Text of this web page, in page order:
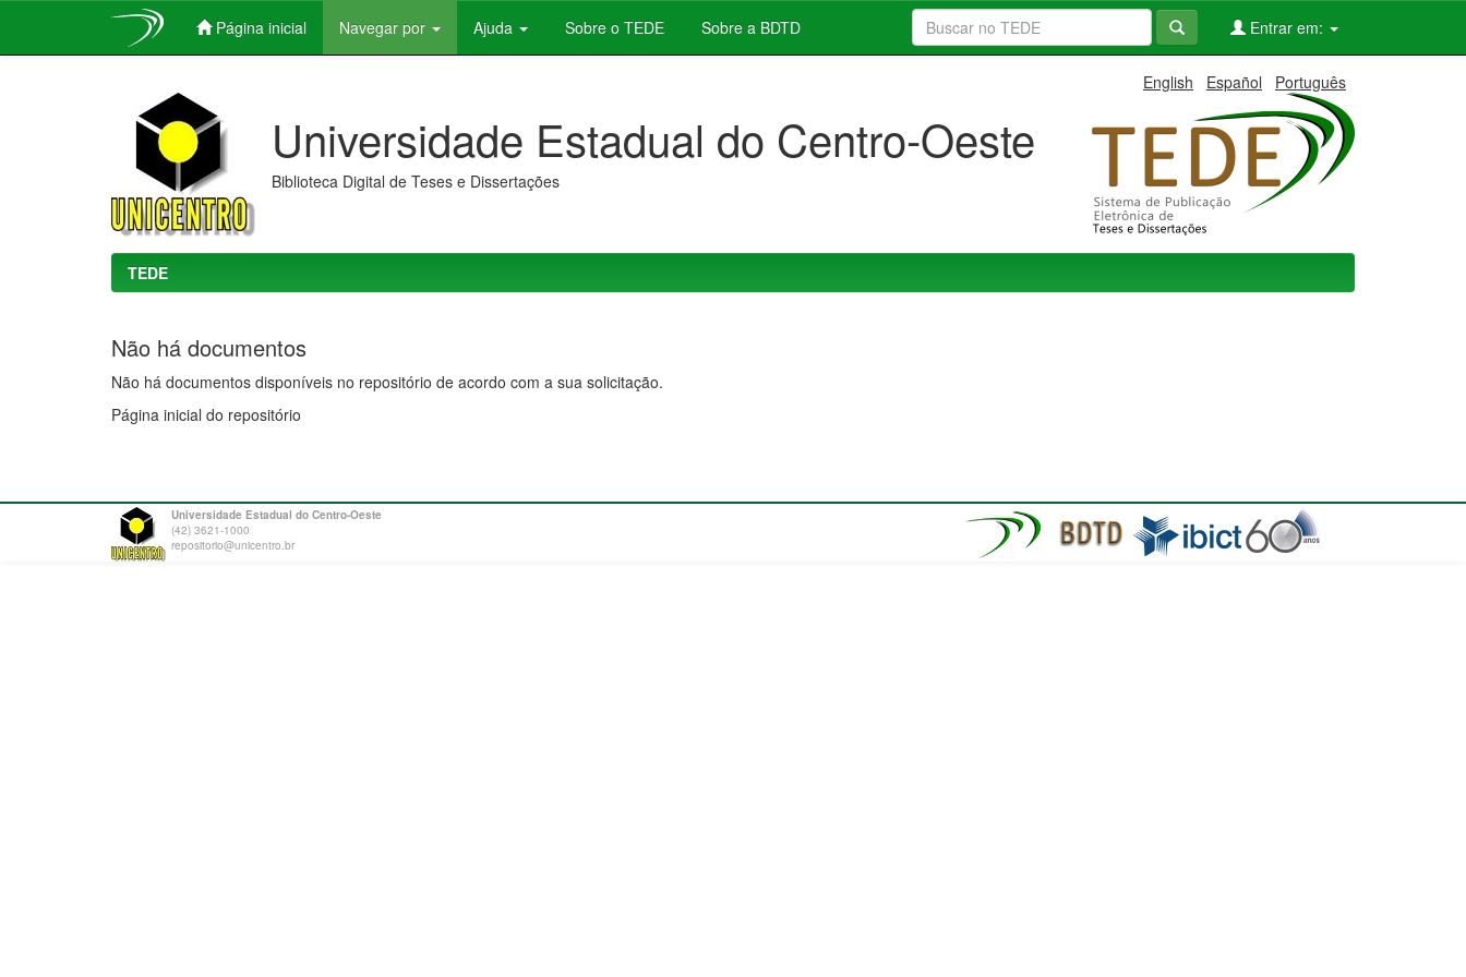
Página inicial Navegar por Ajuda Sobre o TEDE Sobre a BDTD Entrar em:
English Español Português
Universidade Estadual do Centro-Oeste
Biblioteca Digital de Teses e Dissertações
TEDE
Não há documentos
Não há documentos disponíveis no repositório de acordo com a sua solicitação.
Página inicial do repositório
Universidade Estadual do Centro-Oeste
(42) 3621-1000
repositorio@unicentro.br